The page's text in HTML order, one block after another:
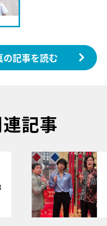
の記事を読む
記事